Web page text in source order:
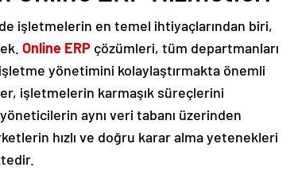
işletmelerin en temel ihtiyaçlarından biri,
Online ERP çözümleri, tüm departmanları
yönetimini kolaylaştırmakta önemli
işletmelerin karmaşık süreçlerini
aynı veri tabanı üzerinden
hızlı ve doğru karar alma yetenekleri